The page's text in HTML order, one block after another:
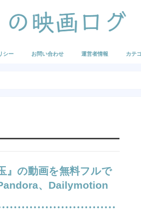
シー お問い合わせ 運営者情報 カテ
』の動画を無料フルで
、Dailymotion